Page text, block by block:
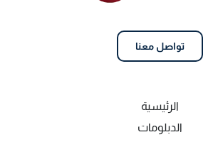
تواصل معنا
الرئيسية
الدبلومات